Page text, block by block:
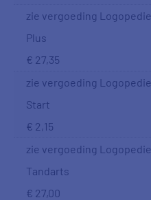
zie vergoeding Logopedie
Plus
€ 27,35
zie vergoeding Logopedie
Start
€ 2,15
zie vergoeding Logopedie
Tandarts
€ 27,00